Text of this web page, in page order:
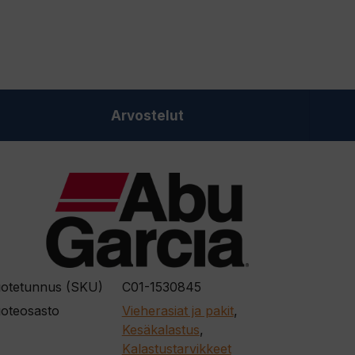
Arvostelut
(SKU)
C01-1530845
Vieherasiat ja pakit,
Kesäkalastus,
Kalastustarvikkeet